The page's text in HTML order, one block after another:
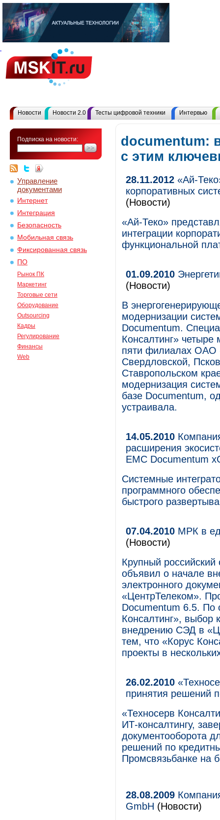
Новости Новости 2.0 Тесты цифровой техники Интервью
Подписка на новости:
Управление
документами
Интернет
Интеграция
Безопасность
Мобильная связь
Фиксированная связь
ПО
Рынок ПК
Маркетинг
Торговые сети
Оборудование
Outsourcing
Кадры
Регулирование
Финансы
Web
documentum:
с этим
28.11.2012 «Ай-
корпоративных
(Новости)
«Ай-Теко»
интеграции
функциональной
01.09.2010
(Новости)
В
модернизации
Documentum.
Консалтинг»
пяти филиалах ОАО
Свердловской,
Ставропольском
модернизация
базе Documentum,
устраивала.
14.05.2010
расширения
EMC Documentum
Системные
программного
быстрого
07.04.2010 МРК в
(Новости)
Крупный российский
объявил о начале
электронного
«ЦентрТелеком».
Documentum 6.5. По
Консалтинг», выбор
внедрению СЭД в
тем, что «Корус
проекты в
26.02.2010
принятия решений
«Техносерв
ИТ-консалтингу,
документооборота
решений по
Промсвязьбанке на
28.08.2009
GmbH (Новости)